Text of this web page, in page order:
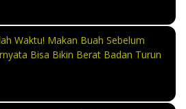
Waktu! Makan Buah Sebelum
Bisa Bikin Berat Badan Turun